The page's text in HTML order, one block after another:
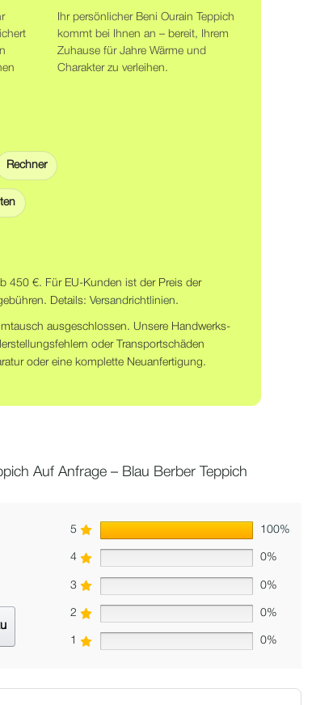
Ihr persönlicher Beni Ourain Teppich
kommt bei Ihnen an – bereit, Ihrem
Zuhause für Jahre Wärme und
Charakter zu verleihen.
Rechner
450 €. Für EU-Kunden ist der Preis der
Details: Versandrichtlinien.
ausgeschlossen. Unsere Handwerks-
oder Transportschäden
oder eine komplette Neuanfertigung.
Auf Anfrage – Blau Berber Teppich
5 100%
4 0%
3 0%
2 0%
1 0%